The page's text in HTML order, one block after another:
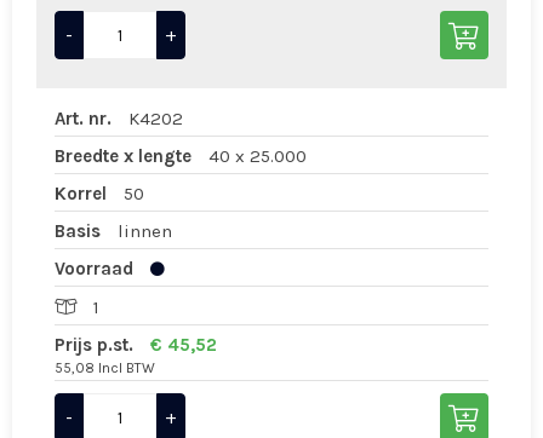
- +
Art. nr.
K4202
Breedte x lengte
40 x 25.000
Korrel
50
Basis
linnen
Voorraad
1
Prijs p.st.
€ 45,52
55,08 Incl BTW
- +